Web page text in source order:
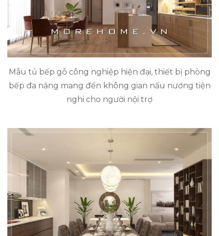
Mẫu tủ bếp gỗ công nghiệp hiện đại, thiết bị phòng
bếp đa năng mang đến không gian nấu nướng tiện
nghi cho người nội trợ